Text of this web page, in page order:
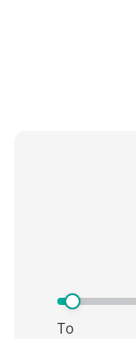
To